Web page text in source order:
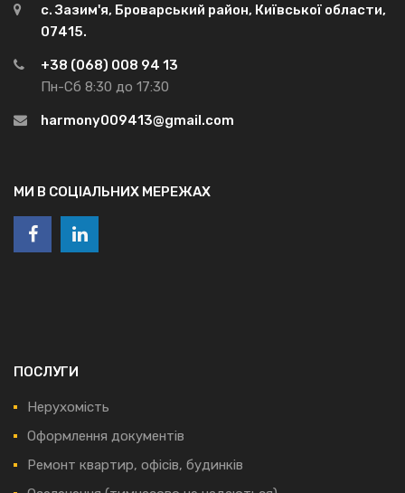
с. Зазим'я, Броварський район, Київської области,
07415.
+38 (068) 008 94 13
Пн-Сб 8:30 до 17:30
harmony009413@gmail.com
МИ В СОЦІАЛЬНИХ МЕРЕЖАХ
ПОСЛУГИ
Нерухомість
Оформлення документів
Ремонт квартир, офісів, будинків